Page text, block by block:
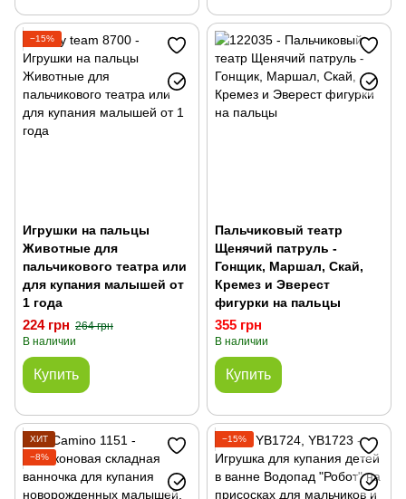
−15%
Игрушки на пальцы
Животные для
пальчикового театра или
для купания малышей от
1 года
224 грн 264 грн
В наличии
Купить
Пальчиковый театр
Щенячий патруль -
Гонщик, Маршал, Скай,
Кремез и Эверест
фигурки на пальцы
355 грн
В наличии
Купить
ХИТ
−8%
−15%